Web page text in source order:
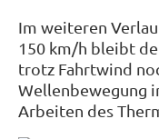
Im weiteren
150 km/h bleibt
trotz Fahrtwind
Wellenbewegung
Arbeiten des